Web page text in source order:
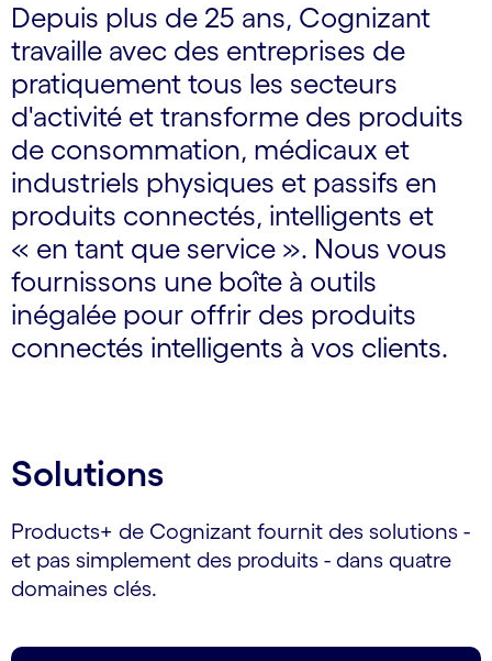
Depuis plus de 25 ans, Cognizant
travaille avec des entreprises de
pratiquement tous les secteurs
d'activité et transforme des produits
de consommation, médicaux et
industriels physiques et passifs en
produits connectés, intelligents et
« en tant que service ». Nous vous
fournissons une boîte à outils
inégalée pour offrir des produits
connectés intelligents à vos clients.
Solutions
Products+ de Cognizant fournit des solutions -
et pas simplement des produits - dans quatre
domaines clés.